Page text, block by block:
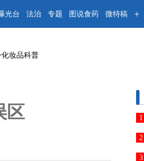
光台 法治 专题 图说食药 微特稿 +
化妆品科普
区